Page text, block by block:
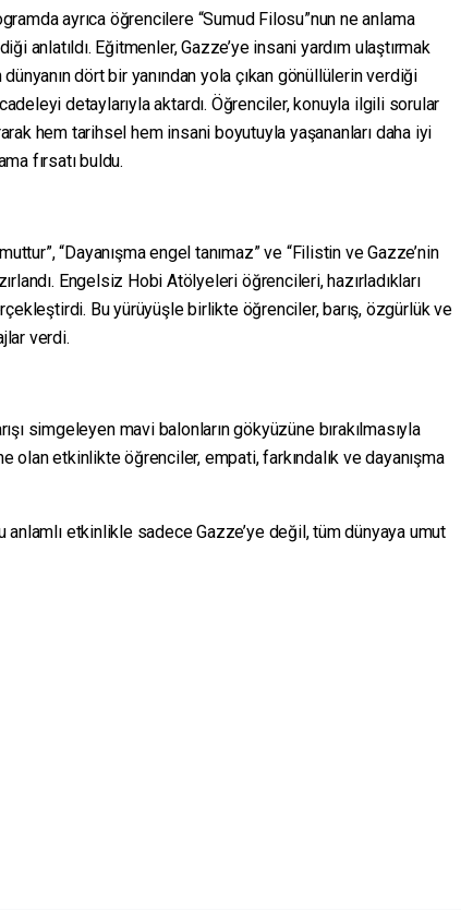
ayrıca öğrencilere “Sumud Filosu”nun ne anlama
anlatıldı. Eğitmenler, Gazze’ye insani yardım ulaştırmak
dünyanın dört bir yanından yola çıkan gönüllülerin verdiği
detaylarıyla aktardı. Öğrenciler, konuyla ilgili sorular
hem tarihsel hem insani boyutuyla yaşananları daha iyi
fırsatı buldu.
“Dayanışma engel tanımaz” ve “Filistin ve Gazze’nin
Engelsiz Hobi Atölyeleri öğrencileri, hazırladıkları
Bu yürüyüşle birlikte öğrenciler, barış, özgürlük ve
verdi.
simgeleyen mavi balonların gökyüzüne bırakılmasıyla
olan etkinlikte öğrenciler, empati, farkındalık ve dayanışma
etkinlikle sadece Gazze’ye değil, tüm dünyaya umut